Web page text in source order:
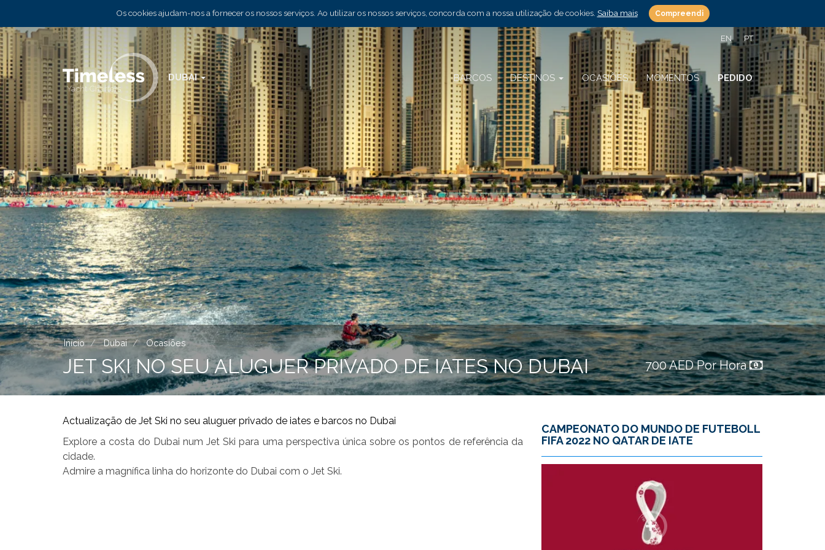
Os cookies ajudam-nos a fornecer os nossos serviços. Ao utilizar os nossos serviços, concorda com a nossa utilização de cookies. Saiba mais Compreendi
DUBAI
EN PT
BARCOS DESTINOS OCASIÕES MOMENTOS PEDIDO
Início Dubai Ocasiões
JET SKI NO SEU ALUGUER PRIVADO DE IATES NO DUBAI 700 AED Por Hora
Actualização de Jet Ski no seu aluguer privado de iates e barcos no Dubai
Explore a costa do Dubai num Jet Ski para uma perspectiva única sobre os pontos de referência da
cidade.
Admire a magnífica linha do horizonte do Dubai com o Jet Ski.
CAMPEONATO DO MUNDO DE FUTEBOLL
FIFA 2022 NO QATAR DE IATE